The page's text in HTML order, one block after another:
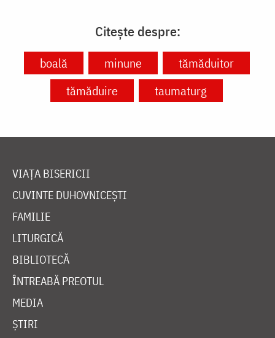
Citește despre:
boală minune
tămăduitor
tămăduire
taumaturg
VIAȚA BISERICII
CUVINTE DUHOVNICEȘTI
FAMILIE
LITURGICĂ
BIBLIOTECĂ
ÎNTREABĂ PREOTUL
MEDIA
ȘTIRI